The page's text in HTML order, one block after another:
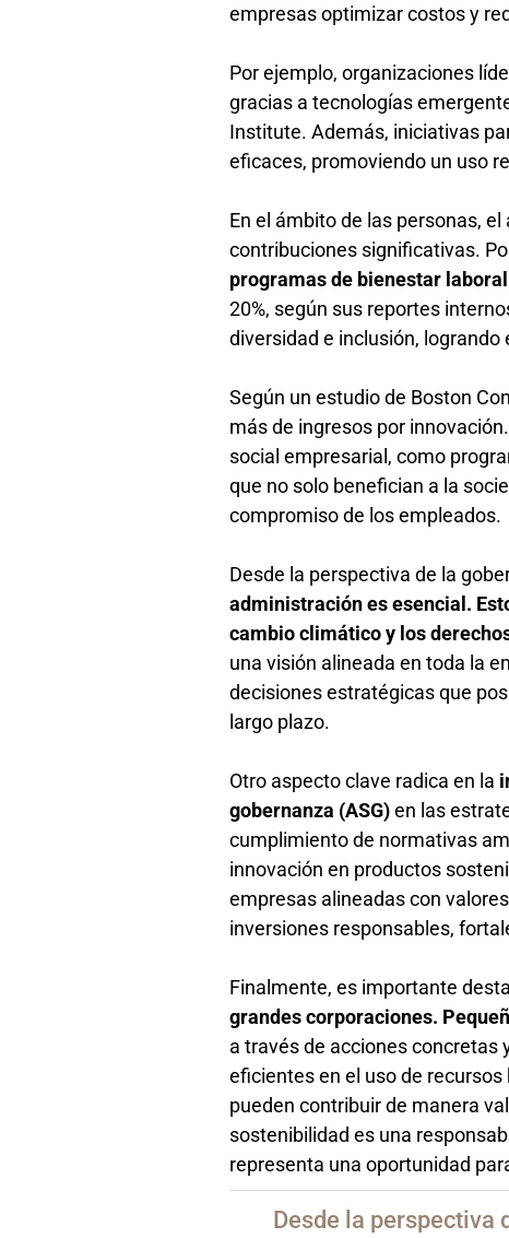
empresas optimizar costos y
Por ejemplo, organizaciones
gracias a tecnologías
Institute. Además, iniciativas
eficaces, promoviendo un uso
En el ámbito de las personas,
contribuciones significativas.
programas de bienestar laboral
20%, según sus reportes
diversidad e inclusión,
Según un estudio de Boston
más de ingresos por
social empresarial, como
que no solo benefician a la
compromiso de los empleados.
Desde la perspectiva de la
administración es esencial.
cambio climático y los
una visión alineada en toda la
decisiones estratégicas que
largo plazo.
Otro aspecto clave radica en la
gobernanza (ASG)en las
cumplimiento de normativas
innovación en productos
empresas alineadas con
inversiones responsables,
Finalmente, es importante
grandes corporaciones.
a través de acciones concretas
eficientes en el uso de
pueden contribuir de manera
sostenibilidad es una
representa una oportunidad
Desde la perspectiva